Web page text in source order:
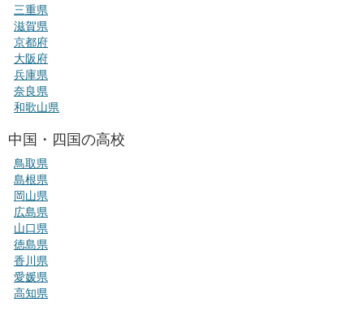
三重県
滋賀県
京都府
大阪府
兵庫県
奈良県
和歌山県
中国・四国の高校
鳥取県
島根県
岡山県
広島県
山口県
徳島県
香川県
愛媛県
高知県